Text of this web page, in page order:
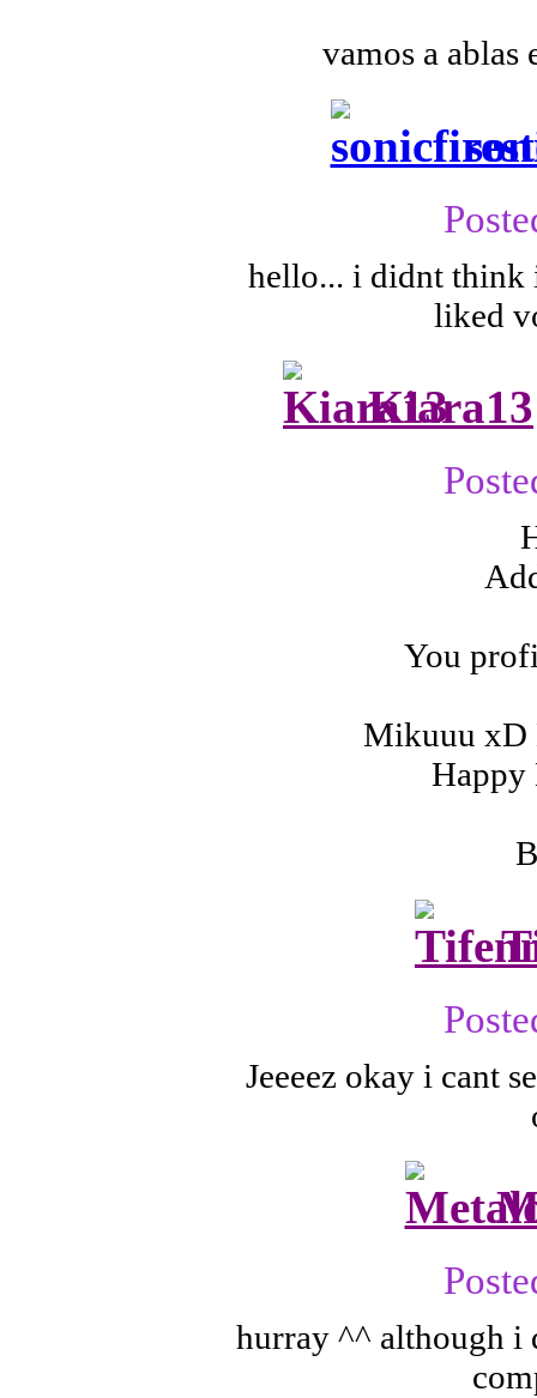
vamos a ablas
hello... i didnt think
liked
Kiara13
You
Mikuuu xD
Happy
Jeeeez okay i cant
hurray ^^ although i